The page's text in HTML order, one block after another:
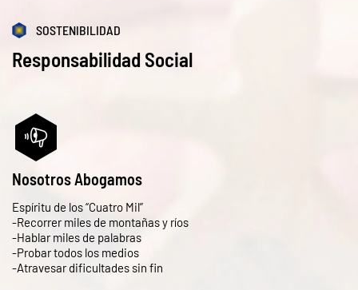
SOSTENIBILIDAD
Responsabilidad Social
Nosotros Abogamos
Espíritu de los “Cuatro Mil”
-Recorrer miles de montañas y ríos
-Hablar miles de palabras
-Probar todos los medios
-Atravesar dificultades sin fin